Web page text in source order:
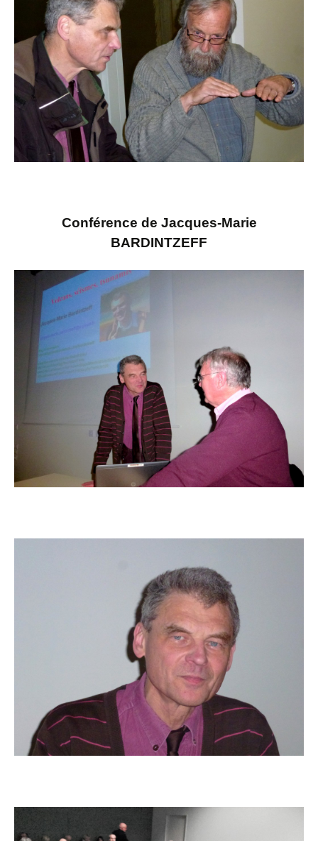
Conférence de Jacques-Marie
BARDINTZEFF